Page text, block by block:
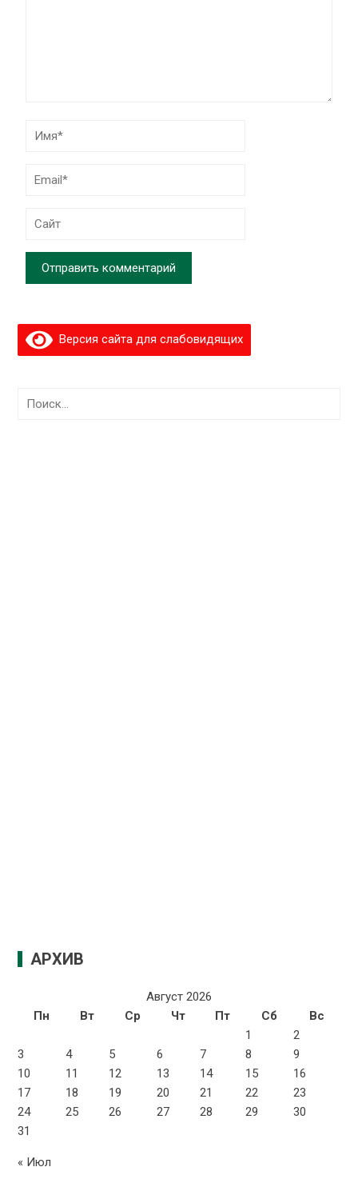
Версия сайта для слабовидящих
Найти:
АРХИВ
Август 2026
Пн
Вт Ср Чт Пт Сб
Вс
1
2
3
4 5 6 7 8
9
10
11 12 13 14 15
16
17
18 19 20 21 22
23
24
25 26 27 28 29
30
31
« Июл